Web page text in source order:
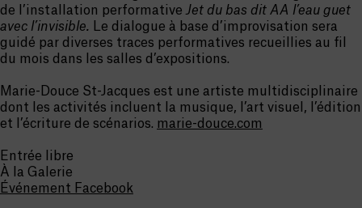
de l’installation performative Jet du bas dit AA l’eau guet
avec l’invisible. Le dialogue à base d’improvisation sera
guidé par diverses traces performatives recueillies au fil
du mois dans les salles d’expositions.
Marie-Douce St-Jacques est une artiste multidisciplinaire
dont les activités incluent la musique, l’art visuel, l’édition
et l’écriture de scénarios. marie-douce.com
Entrée libre
À la Galerie
Événement Facebook